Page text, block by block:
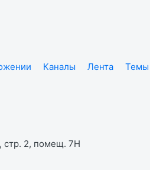
Каналы Лента
Темы
стр. 2, помещ. 7Н